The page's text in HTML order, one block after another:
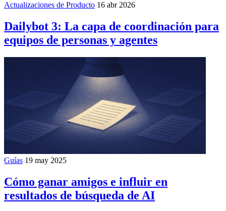
Actualizaciones de Producto 16 abr 2026
Dailybot 3: La capa de coordinación para
equipos de personas y agentes
Guías 19 may 2025
Cómo ganar amigos e influir en
resultados de búsqueda de AI